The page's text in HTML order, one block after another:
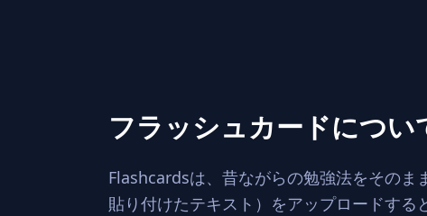
フラッシュカードについ
Flashcardsは、昔ながらの勉強法をそのま
貼り付けたテキスト）をアップロードす